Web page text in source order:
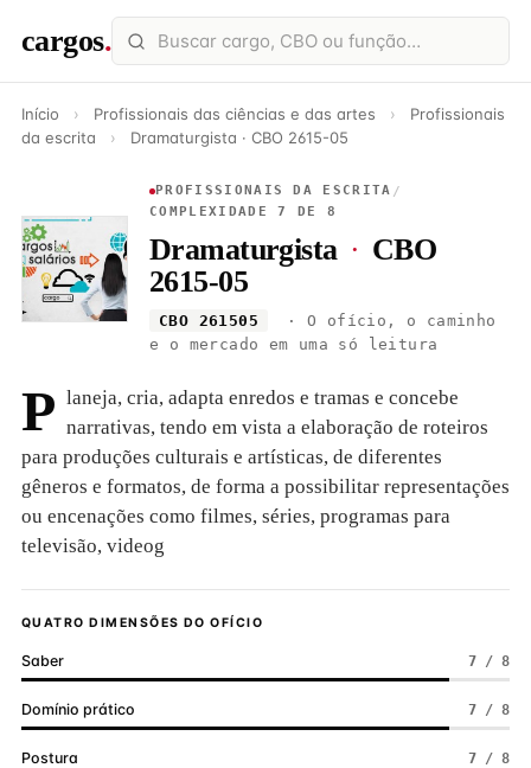
cargos.
Início › Profissionais das ciências e das artes ›
Profissionais
da escrita
› Dramaturgista · CBO 2615-05
PROFISSIONAIS DA ESCRITA /
COMPLEXIDADE 7 DE 8
Dramaturgista · CBO
2615-05
CBO 261505
· O ofício, o caminho
e o mercado em uma só leitura
P laneja, cria, adapta enredos e tramas e concebe
narrativas, tendo em vista a elaboração de roteiros
para produções culturais e artísticas, de diferentes
gêneros e formatos, de forma a possibilitar representações
ou encenações como filmes, séries, programas para
televisão, videog
QUATRO DIMENSÕES DO OFÍCIO
Saber 7 / 8
Domínio prático 7 / 8
Postura 7 / 8